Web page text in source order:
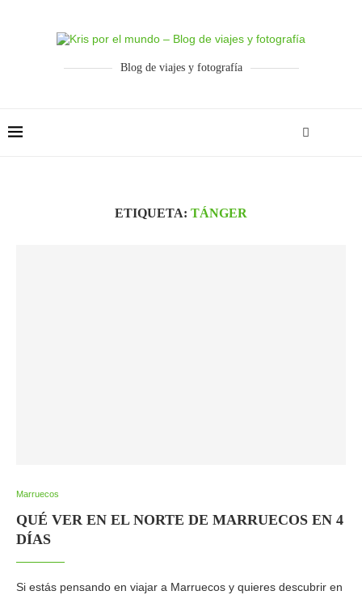
Blog de viajes y fotografía
ETIQUETA: TÁNGER
Marruecos
QUÉ VER EN EL NORTE DE MARRUECOS EN 4
DÍAS
Si estás pensando en viajar a Marruecos y quieres descubrir en